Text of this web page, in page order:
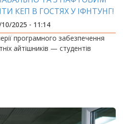
КЕП В ГОСТЯХ У ІФНТУНГ!
2025 - 11:14
програмного забезпечення
айтішників — студентів